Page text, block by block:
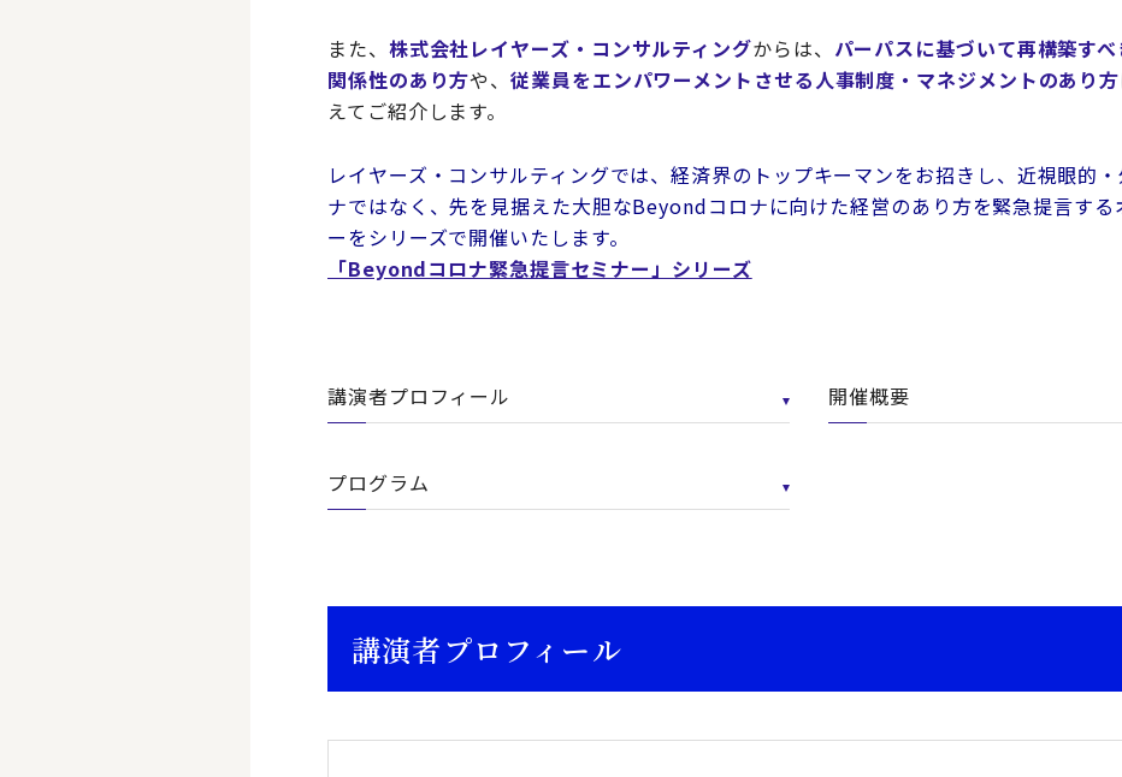
また、 株式会社レイヤーズ・コンサルティングからは、 パーパスに基づいて再構築す
関係性のあり方や、従業員をエンパワーメントさせる人事制度・マネジメントのあり方
えてご紹介します。
レイヤーズ・コンサルティングでは、経済界のトップキーマンをお招きし、近視眼的
ナではなく、先を見据えた大胆なBeyondコロナに向けた経営のあり方を緊急提言する
ーをシリーズで開催いたします。
「Beyondコロナ緊急提言セミナー」シリーズ
講演者プロフィール 開催概要
プログラム
講演者プロフィール